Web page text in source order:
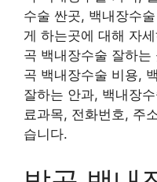
수술 싼곳, 백내장수
게 하는곳에 대해 자
곡 백내장수술 잘하
곡 백내장수술 비용,
잘하는 안과, 백내장
료과목, 전화번호, 주
습니다.